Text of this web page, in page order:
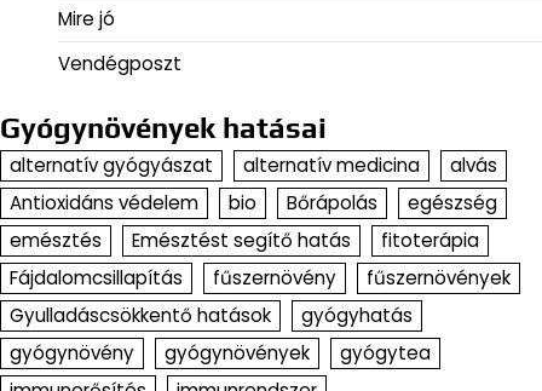
Mire jó
Vendégposzt
Gyógynövények hatásai
alternatív gyógyászat alternatív medicina
alvás
Antioxidáns védelem
bio Bőrápolás
egészség
emésztés
Emésztést segítő hatás
fitoterápia
Fájdalomcsillapítás
fűszernövény
fűszernövények
Gyulladáscsökkentő hatások
gyógyhatás
gyógynövény
gyógynövények
gyógytea